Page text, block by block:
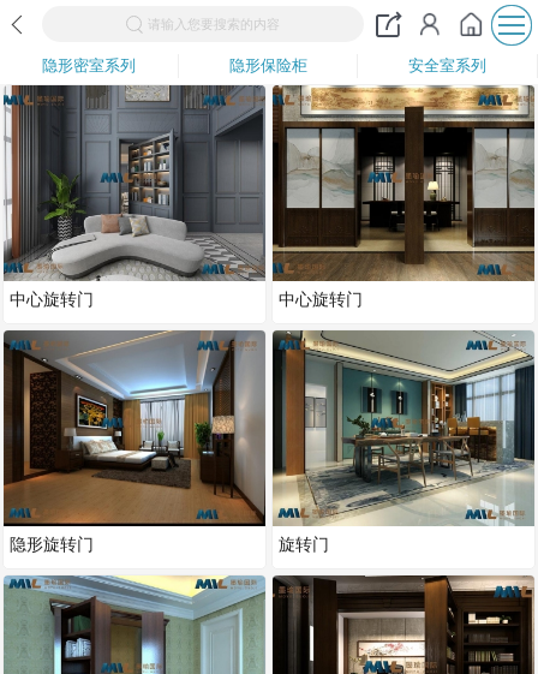
请输入您要搜索的内容
隐形密室系列 隐形保险柜 安全室系列
中心旋转门
隐形旋转门
中心旋转门
旋转门